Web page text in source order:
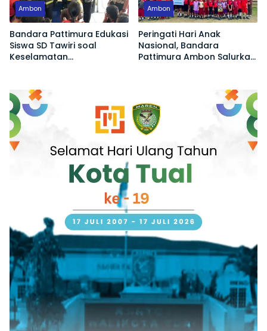
Ambon
Bandara Pattimura Edukasi
Siswa SD Tawiri soal
Keselamatan
KKOP
Ambon
Peringati Hari Anak
Nasional, Bandara
Pattimura Ambon Salurkan